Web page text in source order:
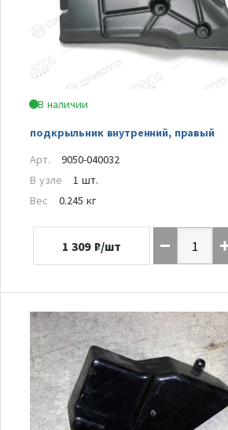
В наличии
подкрыльник внутренний, правый
Арт.
9050-040032
В узле
1 шт.
Вес
0.245 кг
1 309 ₽/шт